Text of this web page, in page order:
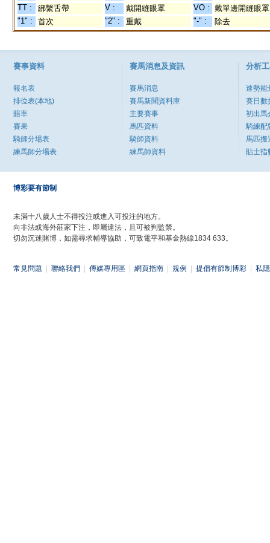
TT : 綁繫舌帶 V : 戴開縫眼罩 VO : 戴單邊開縫眼罩
"1" :
首次 "2" : 重戴 "-" : 除去
賽事資料
報名表
排位表(本地)
賠率
賽果
騎師分場表
練馬師分場表
賽馬消息及資訊
賽馬消息
賽馬新聞資料庫
主要賽事
馬匹資料
騎師資料
練馬師資料
分析
速勢能
賽日數
初出馬
騎練配
馬匹搬
貼士指
博彩要有節制
未滿十八歲人士不得投注或進入可投注的地方。
向非法或海外莊家下注，即屬違法，且可被判監禁。
切勿沉迷賭博，如需尋求輔導協助，可致電平和基金熱線1834 633。
常見問題 聯絡我們 傳媒專用區 網頁指南 規例 提倡有節制博彩 私